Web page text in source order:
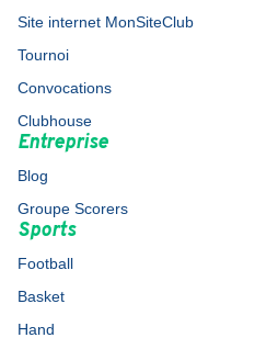
Site internet MonSiteClub
Tournoi
Convocations
Clubhouse
Entreprise
Blog
Groupe Scorers
Sports
Football
Basket
Hand